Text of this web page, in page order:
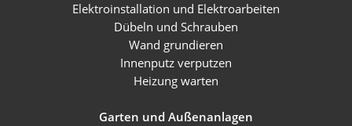
Elektroinstallation und Elektroarbeiten
Dübeln und Schrauben
Wand grundieren
Innenputz verputzen
Heizung warten
Garten und Außenanlagen